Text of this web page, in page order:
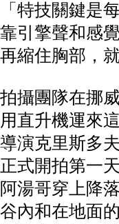
「特技關鍵是
靠引擎聲和感
再縮住胸部，
拍攝團隊在挪
用直升機運來
導演克里斯多
正式開拍第一
阿湯哥穿上降
谷內和在地面